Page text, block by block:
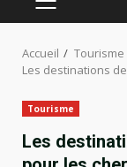
MENU
Accueil
Tourisme
Les destinations
Tourisme
Les